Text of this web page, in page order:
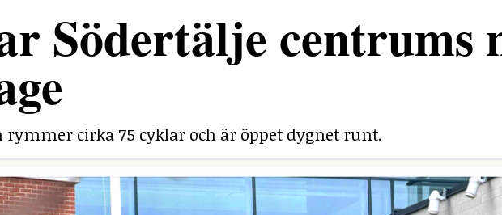
Södertälje centrums
rymmer cirka 75 cyklar och är öppet dygnet runt.